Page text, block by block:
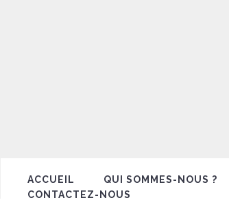
ACCUEIL QUI SOMMES-NOUS ?
CONTACTEZ-NOUS